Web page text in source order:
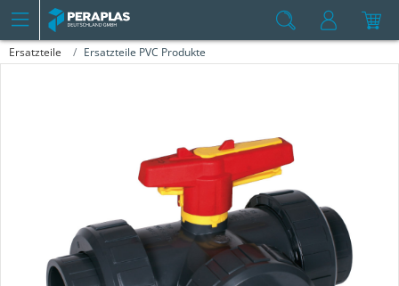
Ersatzteile Ersatzteile PVC Produkte